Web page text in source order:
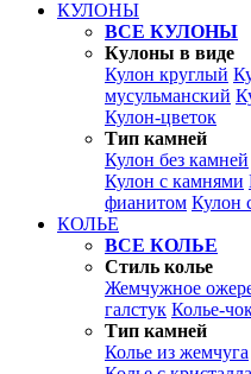
КУЛОНЫ
ВСЕ КУЛОНЫ
Кулоны в виде
Кулон круглый
мусульманский
Кулон-цветок
Тип камней
Кулон без камней
Кулон с камнями
фианитом Кулон
КОЛЬЕ
ВСЕ КОЛЬЕ
Стиль колье
Жемчужное
галстук Колье-
Тип камней
Колье из жемчуга